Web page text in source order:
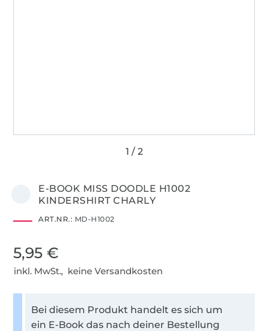
E-BOOK MISS DOODLE H1002
KINDERSHIRT CHARLY
ART.NR.: MD-H1002
5,95 €
inkl. MwSt., keine Versandkosten
Bei diesem Produkt handelt es sich um
ein E-Book das nach deiner Bestellung